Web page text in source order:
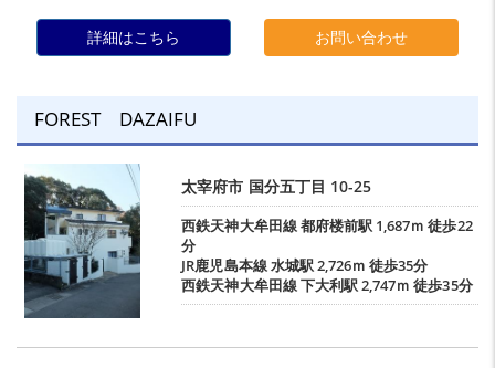
詳細はこちら お問い合わせ
FOREST DAZAIFU
太宰府市 国分五丁目 10-25
西鉄天神大牟田線都府楼前駅 1,687ｍ 徒歩22
分
JR鹿児島本線水城駅2,726ｍ 徒歩35分
西鉄天神大牟田線下大利駅2,747ｍ 徒歩35分